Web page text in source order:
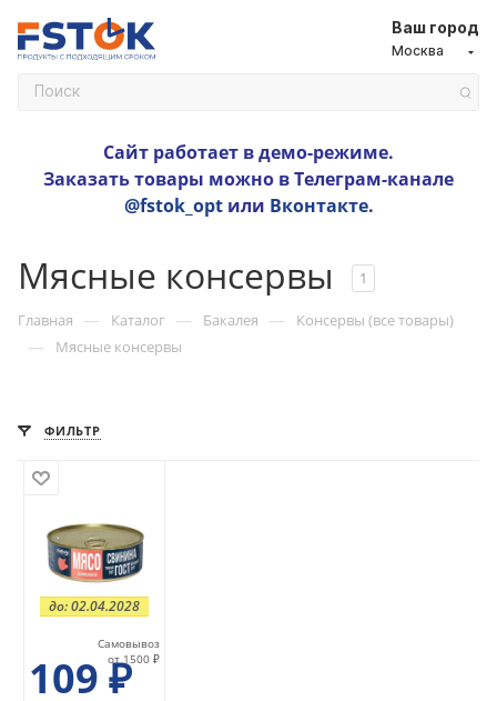
Ваш город
Москва
Сайт работает в демо-режиме.
Заказать товары можно в Телеграм-канале
@fstok_optили Вконтакте.
Мясные консервы 1
Главная — Каталог — Бакалея — Консервы (все товары)
— Мясные консервы
ФИЛЬТР
109₽
Самовывоз
от 1500 ₽
до: 02.04.2028